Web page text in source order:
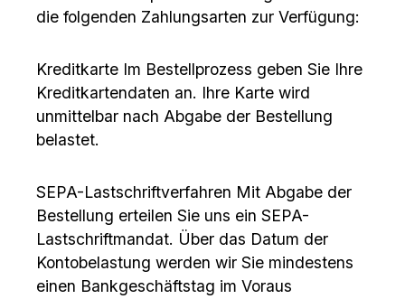
die folgenden Zahlungsarten zur Verfügung:
Kreditkarte Im Bestellprozess geben Sie Ihre
Kreditkartendaten an. Ihre Karte wird
unmittelbar nach Abgabe der Bestellung
belastet.
SEPA-Lastschriftverfahren Mit Abgabe der
Bestellung erteilen Sie uns ein SEPA-
Lastschriftmandat. Über das Datum der
Kontobelastung werden wir Sie mindestens
einen Bankgeschäftstag im Voraus